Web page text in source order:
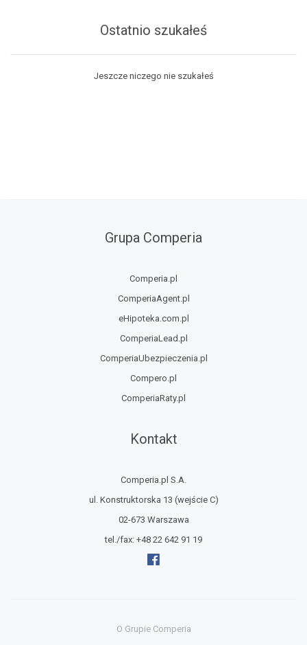
Ostatnio szukałeś
Jeszcze niczego nie szukałeś
Grupa Comperia
Comperia.pl
ComperiaAgent.pl
eHipoteka.com.pl
ComperiaLead.pl
ComperiaUbezpieczenia.pl
Compero.pl
ComperiaRaty.pl
Kontakt
Comperia.pl S.A.
ul. Konstruktorska 13 (wejście C)
02-673 Warszawa
tel./fax: +48 22 642 91 19
O Grupie Comperia